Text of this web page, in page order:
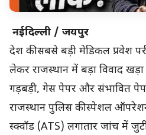
नईदिल्ली / जयपुर
देश की सबसे बड़ी मेडिकल प्रवेश
लेकर राजस्थान में बड़ा विवाद खड़ा
गड़बड़ी, गेस पेपर और संभावित
राजस्थान पुलिस की स्पेशल
स्क्वॉड (ATS) लगातार जांच में